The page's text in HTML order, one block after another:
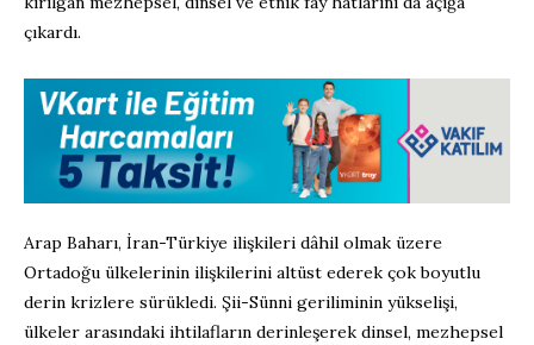
çıkardı.
Arap Baharı, İran-Türkiye ilişkileri dâhil olmak üzere
Ortadoğu ülkelerinin ilişkilerini altüst ederek çok boyutlu
derin krizlere sürükledi. Şii-Sünni geriliminin yükselişi,
ülkeler arasındaki ihtilafların derinleşerek dinsel, mezhepsel